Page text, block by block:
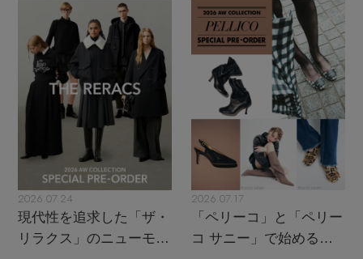
トレンドが交差する16の
UPがスタート
2026.07.24
現代性を追求した「ザ・
リラクス」のニューモダ
2026.07.17
「ペリーコ」と「ペリー
コ サニー」で始める秋